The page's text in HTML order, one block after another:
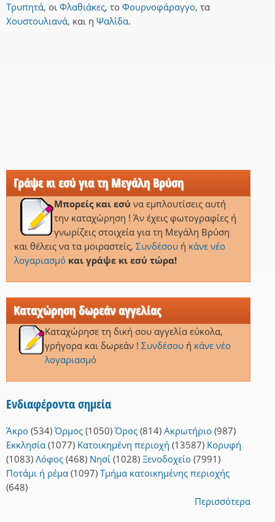
Τρυπητά, οι Φλαθιάκες, το Φουρνοφάραγγο, τα
Χουστουλιανά, και η Ψαλίδα.
Γράψε κι εσύ για τη Μεγάλη Βρύση
Μπορείς και εσύ να εμπλουτίσεις αυτή
την καταχώρηση ! Άν έχεις φωτογραφίες ή
γνωρίζεις στοιχεία για τη Μεγάλη Βρύση
και θέλεις να τα μοιραστείς, Συνδέσουή κάνε νέο
λογαριασμό και γράψε κι εσύ τώρα!
Καταχώρηση δωρεάν αγγελίας
Καταχώρησε τη δική σου αγγελία εύκολα,
γρήγορα και δωρεάν ! Συνδέσουή κάνε νέο
λογαριασμό
Ενδιαφέροντα σημεία
Άκρο (534) Όρμος (1050) Όρος (814) Ακρωτήριο (987)
Εκκλησία (1077) Κατοικημένη περιοχή (13587) Κορυφή
(1083) Λόφος (468) Νησί (1028) Ξενοδοχείο (7991)
Ποτάμι ή ρέμα (1097) Τμήμα κατοικημένης περιοχής
(648)
Περισσότερα